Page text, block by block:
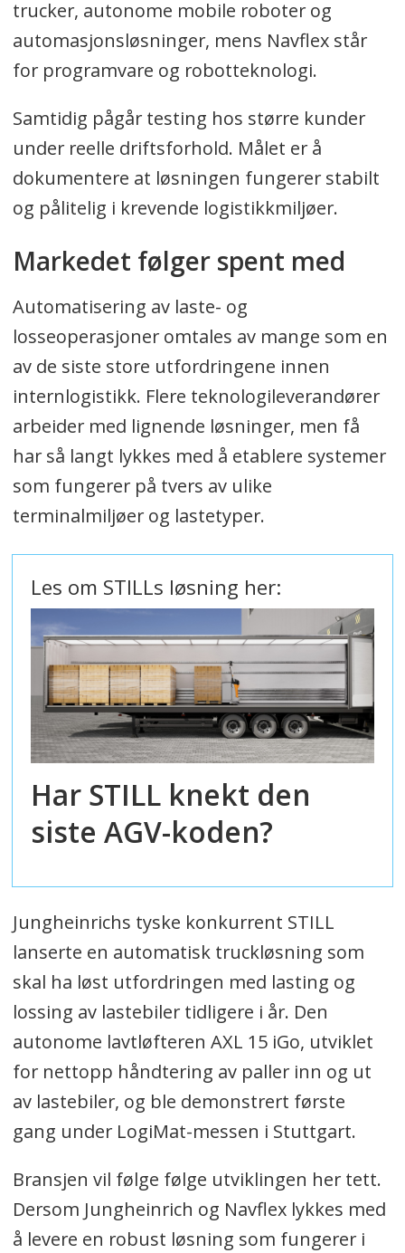
trucker, autonome mobile roboter og
automasjonsløsninger, mens Navflex står
for programvare og robotteknologi.
Samtidig pågår testing hos større kunder
under reelle driftsforhold. Målet er å
dokumentere at løsningen fungerer stabilt
og pålitelig i krevende logistikkmiljøer.
Markedet følger spent med
Automatisering av laste- og
losseoperasjoner omtales av mange som en
av de siste store utfordringene innen
internlogistikk. Flere teknologileverandører
arbeider med lignende løsninger, men få
har så langt lykkes med å etablere systemer
som fungerer på tvers av ulike
terminalmiljøer og lastetyper.
Les om STILLs løsning her:
Har STILL knekt den
siste AGV-koden?
Jungheinrichs tyske konkurrent STILL
lanserte en automatisk truckløsning som
skal ha løst utfordringen med lasting og
lossing av lastebiler tidligere i år. Den
autonome lavtløfteren AXL 15 iGo, utviklet
for nettopp håndtering av paller inn og ut
av lastebiler, og ble demonstrert første
gang under LogiMat-messen i Stuttgart.
Bransjen vil følge følge utviklingen her tett.
Dersom Jungheinrich og Navflex lykkes med
å levere en robust løsning som fungerer i